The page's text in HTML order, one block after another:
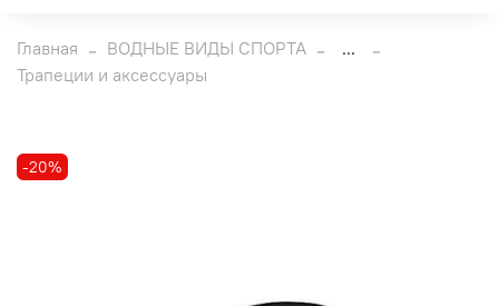
Главная ВОДНЫЕ ВИДЫ СПОРТА
...
Трапеции и аксессуары
-20%